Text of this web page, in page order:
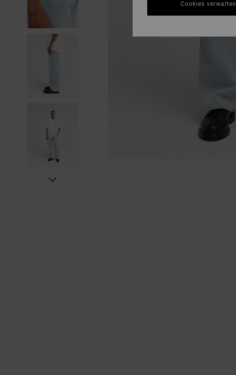
Cookies verwalten